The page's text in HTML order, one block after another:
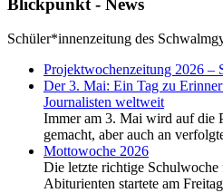
Blickpunkt - News
Schüler*innenzeitung des
Projektwochenzeitung 2026 –
Der 3. Mai: Ein Tag zu
Journalisten weltweit
Immer am 3. Mai wird auf die
gemacht, aber auch an
Mottowoche 2026
Die letzte richtige
Abiturienten startete am